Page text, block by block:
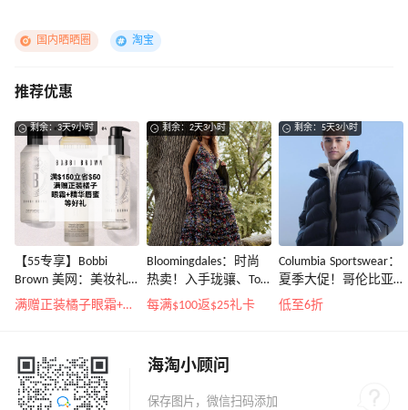
国内晒晒圈 淘宝
推荐优惠
剩余：3天9小时
【55专享】Bobbi
Brown 美网：美妆礼
遇！满$150立省$50
满赠正装橘子眼霜+精华唇蜜等好礼
剩余：2天3小时
Bloomingdales：时尚
热卖！入手珑骧、Tory
Burch、拉夫劳伦等
每满$100返$25礼卡
剩余：5天3小时
Columbia Sportswear：
夏季大促！哥伦比亚
运动热卖
低至6折
海淘小顾问